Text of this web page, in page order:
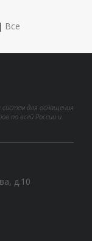
| Все
систем для оснащения
по всей России и
д.10